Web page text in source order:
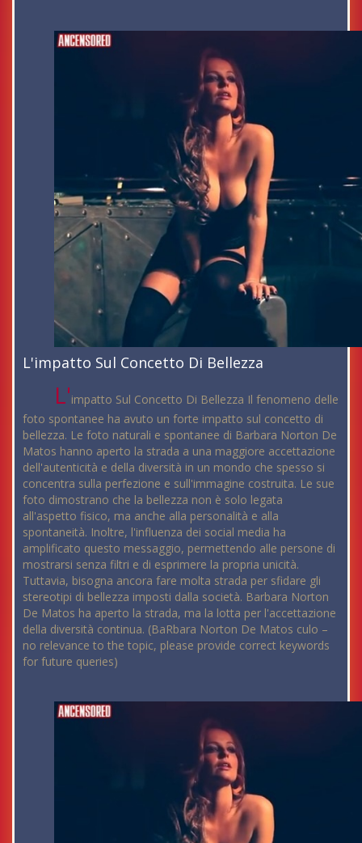
L'impatto Sul Concetto Di Bellezza
L'impatto Sul Concetto Di Bellezza Il fenomeno delle
foto spontanee ha avuto un forte impatto sul concetto di
bellezza. Le foto naturali e spontanee di Barbara Norton De
Matos hanno aperto la strada a una maggiore accettazione
dell'autenticità e della diversità in un mondo che spesso si
concentra sulla perfezione e sull'immagine costruita. Le sue
foto dimostrano che la bellezza non è solo legata
all'aspetto fisico, ma anche alla personalità e alla
spontaneità. Inoltre, l'influenza dei social media ha
amplificato questo messaggio, permettendo alle persone di
mostrarsi senza filtri e di esprimere la propria unicità.
Tuttavia, bisogna ancora fare molta strada per sfidare gli
stereotipi di bellezza imposti dalla società. Barbara Norton
De Matos ha aperto la strada, ma la lotta per l'accettazione
della diversità continua. (BaRbara Norton De Matos culo –
no relevance to the topic, please provide correct keywords
for future queries)